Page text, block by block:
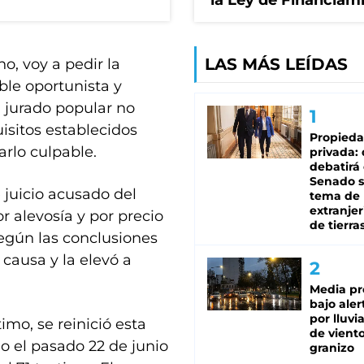
voy a pedir la
oportunista y
jurado popular no
establecidos
culpable.
acusado del
alevosía y por precio
las conclusiones
y la elevó a
se reinició esta
el pasado 22 de junio
LAS MÁS LEÍDAS
privada:
debatirá
Senado
tema de
de
Media
bajo
por
de
granizo